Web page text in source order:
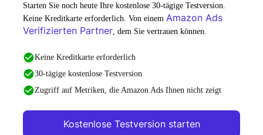
Starten Sie noch heute Ihre kostenlose 30-tägige Testversion.
Keine Kreditkarte erforderlich. Von einem Amazon Ads
Verifizierten Partner , dem Sie vertrauen können.
Keine Kreditkarte erforderlich
30-tägige kostenlose Testversion
Zugriff auf Metriken, die Amazon Ads Ihnen nicht zeigt
Kostenlose Testversion starten